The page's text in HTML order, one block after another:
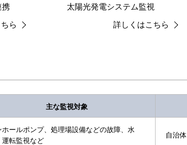
携
ら
太陽光発電システム監視
詳しくはこちら
主な監視対象
ホールポンプ、処理場設備などの故障、水
運転監視など
自治体